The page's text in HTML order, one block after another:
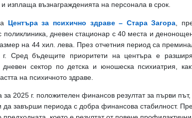
изплаща възнагражденията на персонала в срок.
Центъра за психично здраве – Стара Загора ,
поликлиника, дневен стационар с 40 места и
на 44 хил. лева. През отчетния период са
Сред бъдещите приоритети на центъра е
дневен сектор по детска и юношеска психиатрия,
на психичното здраве.
за 2025 г. положителен финансов резултат за първи
да завърши периода с добра финансова стабилност.